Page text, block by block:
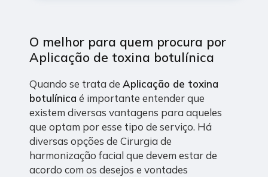
O melhor para quem procura por
Aplicação de toxina botulínica
Quando se trata deAplicação de toxina
botulínica é importante entender que
existem diversas vantagens para aqueles
que optam por esse tipo de serviço. Há
diversas opções de Cirurgia de
harmonização facial que devem estar de
acordo com os desejos e vontades